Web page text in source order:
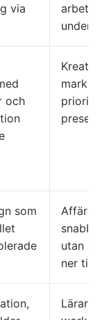
via
och
som
utan
ner tid
Lärare